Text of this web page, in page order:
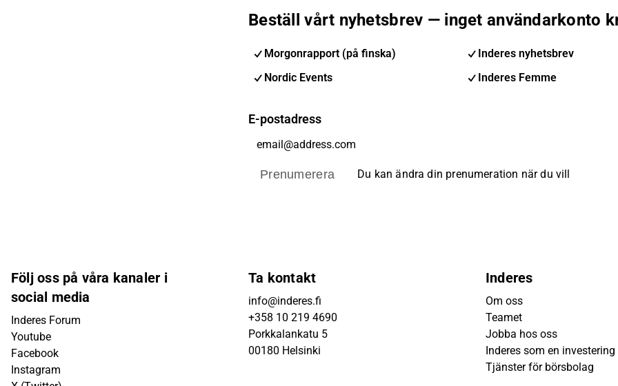
Beställ vårt nyhetsbrev — inget användarkonto
Morgonrapport (på finska)
Inderes nyhetsbrev
Nordic Events
Inderes Femme
E-postadress
Prenumerera Du kan ändra din prenumeration när du vill
Följ oss på våra kanaler i
social media
Inderes Forum
Youtube
Facebook
Instagram
Ta kontakt
info@inderes.fi
+358 10 219 4690
Porkkalankatu 5
00180 Helsinki
Inderes
Om oss
Teamet
Jobba hos oss
Inderes som en investering
Tjänster för börsbolag